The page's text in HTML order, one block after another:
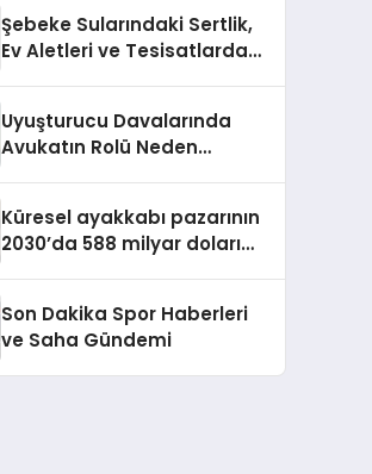
Gündoğdu kulüp hafızasını
geleceğe taşıyacak
Şebeke Sularındaki Sertlik,
Ev Aletleri ve Tesisatlarda
Uyuşturucu Davalarında
Avukatın Rolü Neden
Küresel ayakkabı pazarının
2030’da 588 milyar doları
Son Dakika Spor Haberleri
ve Saha Gündemi